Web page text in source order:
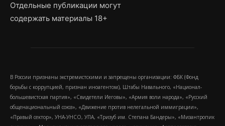
Отдельные публикации могут
содержать материалы 18+
В России признаны экстремистскими и запрещены организации: ФБК (Фонд
борьбы с коррупцией, признан иноагентом), Штабы Навального, «Национал-
большевистская партия», «Свидетели Иеговы», «Армия воли народа», «Русский
общенациональный союз», «Движение против нелегальной иммиграции»,
«Правый сектор», УНА-УНСО, УПА, «Тризуб им. Степана Бандеры», «Мизантропик